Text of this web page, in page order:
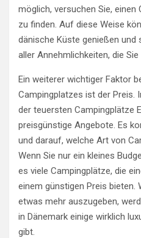
möglich, versuchen Sie, einen
zu finden. Auf diese Weise
dänische Küste genießen und
aller Annehmlichkeiten, die Sie
Ein weiterer wichtiger Faktor
Campingplatzes ist der Preis.
der teuersten Campingplätze
preisgünstige Angebote. Es
und darauf, welche Art von
Wenn Sie nur ein kleines
es viele Campingplätze, die
einem günstigen Preis bieten.
etwas mehr auszugeben,
in Dänemark einige wirklich
gibt.